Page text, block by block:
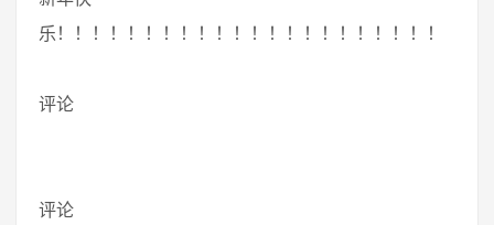
乐！！！！！！！！！！！！！！！！！！！！！！
评论
评论